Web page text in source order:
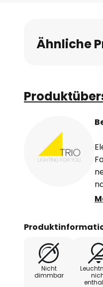
Bildgalerie
springen
Ähnliche
Nicht
dimmbar